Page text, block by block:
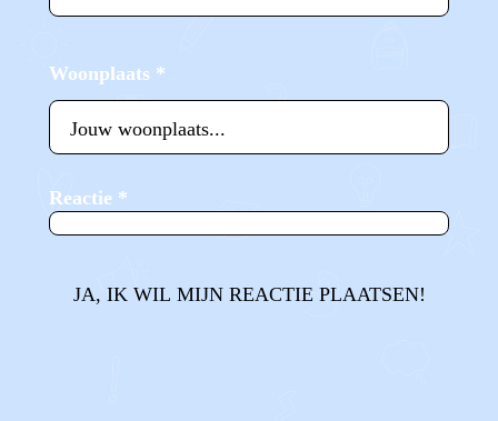
Woonplaats *
Reactie *
JA, IK WIL MIJN REACTIE PLAATSEN!